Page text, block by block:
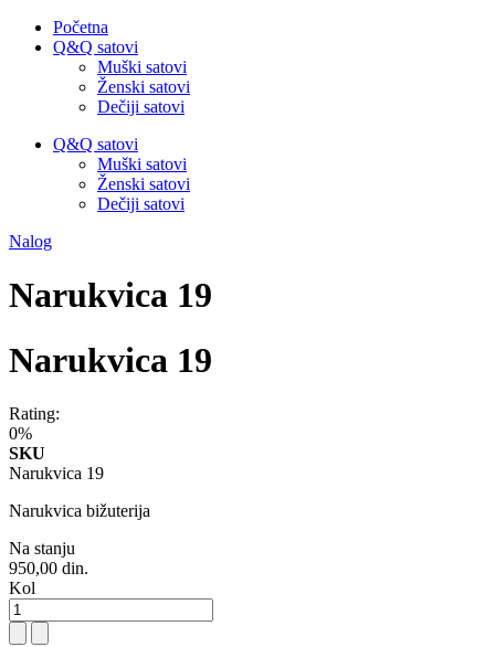
Početna
Q&Q satovi
Muški satovi
Ženski satovi
Dečiji satovi
Q&Q satovi
Muški satovi
Ženski satovi
Dečiji satovi
Nalog
Narukvica 19
Narukvica 19
Rating:
0%
SKU
Narukvica 19
Narukvica bižuterija
Na stanju
950,00 din.
Kol